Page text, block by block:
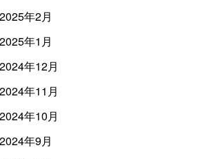
2025年2月
2025年1月
2024年12月
2024年11月
2024年10月
2024年9月